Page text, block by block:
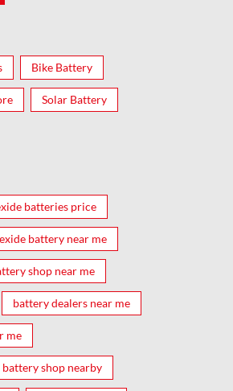
Bike Battery
Solar Battery
batteries price
exide battery near me
shop near me
battery dealers near me
me
battery shop nearby